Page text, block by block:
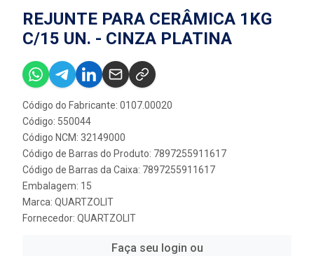
REJUNTE PARA CERÂMICA 1KG
C/15 UN. - CINZA PLATINA
Código do Fabricante: 0107.00020
Código: 550044
Código NCM: 32149000
Código de Barras do Produto: 7897255911617
Código de Barras da Caixa: 7897255911617
Embalagem: 15
Marca: QUARTZOLIT
Fornecedor: QUARTZOLIT
Faça seu login ou